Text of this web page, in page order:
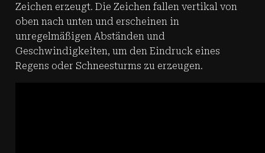
Zeichen erzeugt. Die Zeichen fallen vertikal von
oben nach unten und erscheinen in
unregelmäßigen Abständen und
Geschwindigkeiten, um den Eindruck eines
Regens oder Schneesturms zu erzeugen.